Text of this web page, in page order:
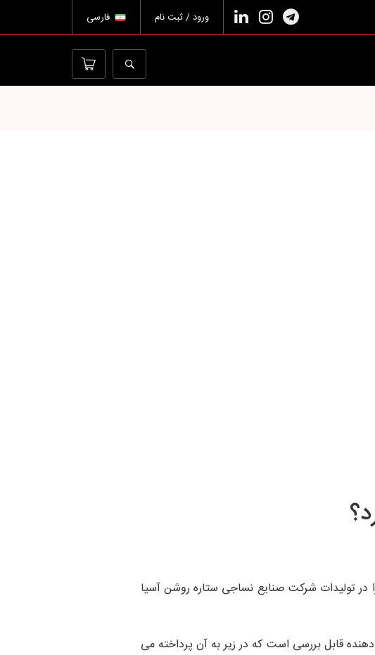
فارسی ورود / ثبت نام
در تولیدات شرکت صنایع نساجی ستاره روشن آسیا
قابل بررسی است که در زیر به آن پرداخته می